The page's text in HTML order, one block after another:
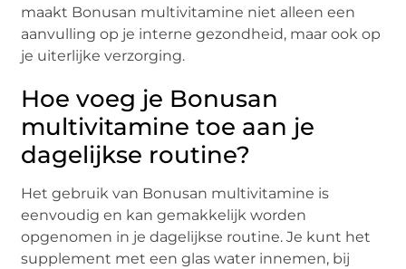
maakt Bonusan multivitamine niet alleen een
aanvulling op je interne gezondheid, maar ook op
je uiterlijke verzorging.
Hoe voeg je Bonusan
multivitamine toe aan je
dagelijkse routine?
Het gebruik van Bonusan multivitamine is
eenvoudig en kan gemakkelijk worden
opgenomen in je dagelijkse routine. Je kunt het
supplement met een glas water innemen, bij